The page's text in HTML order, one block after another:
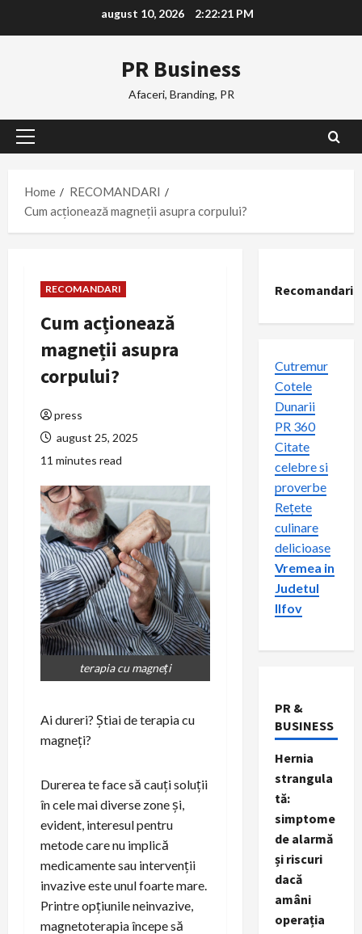
august 10, 2026 2:22:22 PM
PR Business
Afaceri, Branding, PR
Primary
Home
RECOMANDARI
Cum acționează magneții asupra corpului?
RECOMANDARI
Cum acționează
magneții asupra
corpului?
press
august 25, 2025
11 minutes read
terapia cu magneți
Ai dureri? Știai de terapia cu
magneți?
Durerea te face să cauți soluții
în cele mai diverse zone și,
evident, interesul pentru
metode care nu implică
medicamente sau intervenții
invazive este unul foarte mare.
Printre opțiunile neinvazive,
magnetoterapia începe să
Recomandari
Cutremur
Cotele
Dunarii
PR 360
Citate
celebre si
proverbe
Rețete
culinare
delicioase
Vremea in
Judetul
Ilfov
PR &
BUSINESS
Hernia
strangula
tă:
simptome
de alarmă
și riscuri
dacă
amâni
operația